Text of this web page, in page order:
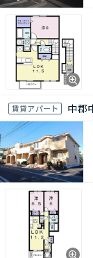
賃貸アパート 中郡